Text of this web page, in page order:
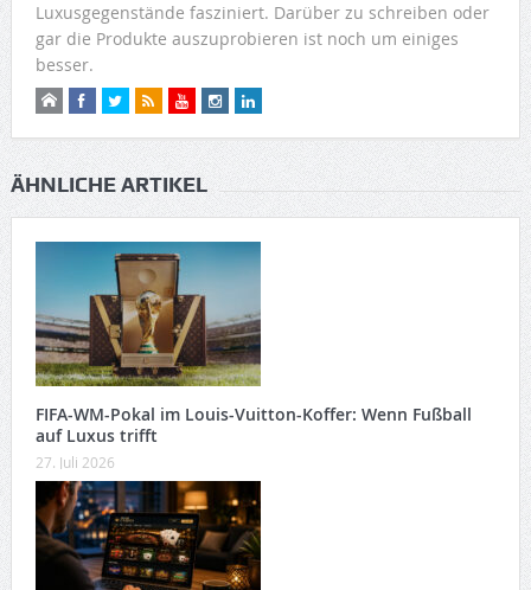
Luxusgegenstände fasziniert. Darüber zu schreiben oder
gar die Produkte auszuprobieren ist noch um einiges
besser.
ÄHNLICHE ARTIKEL
FIFA-WM-Pokal im Louis-Vuitton-Koffer: Wenn Fußball
auf Luxus trifft
27. Juli 2026